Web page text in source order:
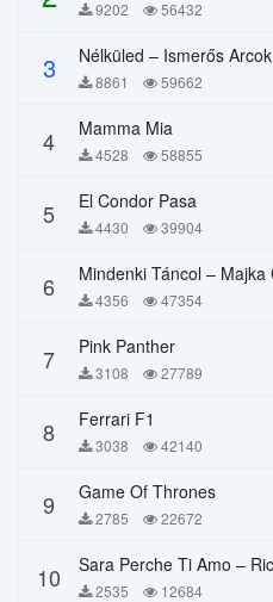
9202 56432
3 Nélküled – Ismerős Arcok
8861 59662
4 Mamma Mia
4528 58855
5 El Condor Pasa
4430 39904
6 4356 47354
7 Pink Panther
3108 27789
8 Ferrari F1
3038 42140
9 Game Of Thrones
2785 22672
10 2535 12684